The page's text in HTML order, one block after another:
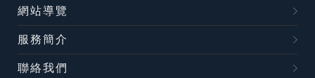
網站導覽
服務簡介
聯絡我們